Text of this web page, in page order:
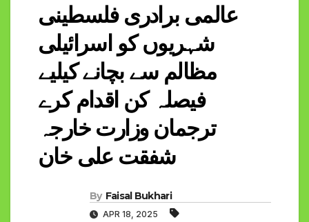
عالمی برادری فلسطینی
شہریوں کو اسرائیلی
مظالم سے بچانے کیلیے
فیصلہ کن اقدام کرے
ترجمان وزارت خارجہ
شفقت علی خان
By Faisal Bukhari
APR 18, 2025